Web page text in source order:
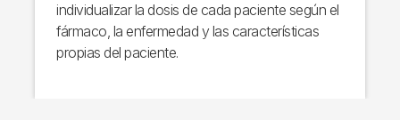
individualizar la dosis de cada paciente según el
fármaco, la enfermedad y las características
propias del paciente.